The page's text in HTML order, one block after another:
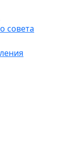
совета